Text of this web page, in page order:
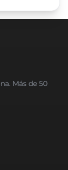
Más de 50